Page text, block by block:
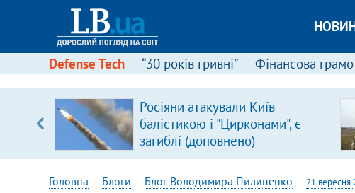
Defense Tech “30 років гривні” Фінансова
Росіяни атакували Київ
балістикою і "Цирконами", є
загиблі (доповнено)
Головна — Блоги — Блог Володимира Пилипенко — 21 вересня